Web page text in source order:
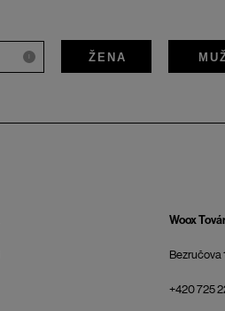
i ŽENA
Woox
Bezručova
+420 725